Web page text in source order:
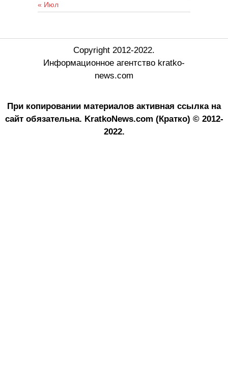
« Июл
Copyright 2012-2022.
Информационное агентство kratko-
news.com
При копировании материалов активная ссылка на
сайт обязательна. KratkoNews.com (Кратко) © 2012-
2022.